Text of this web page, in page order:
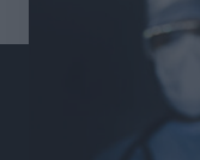
Κάρπαθος: Το πιο
κρυφός